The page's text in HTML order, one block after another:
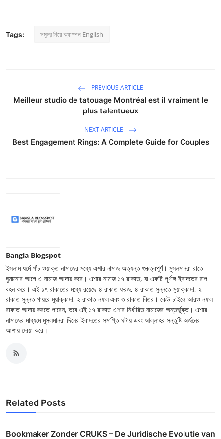
Tags: সমুদ্র নিয়ে ক্যাপশন English
PREVIOUS ARTICLE
Meilleur studio de tatouage Montréal est il vraiment le
plus talentueux
NEXT ARTICLE
Best Engagement Rings: A Complete Guide for Couples
Bangla Blogspot
ইসলাম ধর্মে পাঁচ ওয়াক্ত নামাজের মধ্যে এশার নামাজ অত্যন্ত গুরুত্বপূর্ণ। মুসলমানরা রাতে
ঘুমানোর আগে এ নামাজ আদায় করে। এশার নামাজ ১৭ রাকাত, যা একটি পূর্ণাঙ্গ ইবাদতের রূপ
বহন করে। এই ১৭ রাকাতের মধ্যে রয়েছে ৪ রাকাত ফরজ, ৪ রাকাত সুন্নতে মুয়াক্কাদা, ২
রাকাত সুন্নত গায়রে মুয়াক্কাদা, ২ রাকাত নফল এবং ৩ রাকাত বিতর। কেউ চাইলে আরও নফল
রাকাত আদায় করতে পারেন, তবে এই ১৭ রাকাত এশার নির্ধারিত নামাজের অন্তর্ভুক্ত। এশার
নামাজের মাধ্যমে মুসলমানরা দিনের ইবাদতের সমাপ্তি ঘটায় এবং আল্লাহর সন্তুষ্টি অর্জনের
আশায় দোয়া করে।
Related Posts
Bookmaker Zonder CRUKS – De Juridische Evolutie van